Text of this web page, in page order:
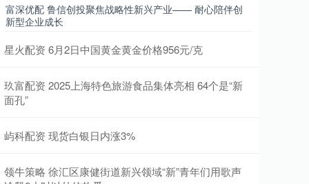
富深优配 鲁信创投聚焦战略性新兴产业—— 耐心陪伴创
新型企业成长
星火配资 6月2日中国黄金黄金价格956元/克
玖富配资 2025上海特色旅游食品集体亮相 64个是“新
面孔”
屿科配资 现货白银日内涨3%
领牛策略 徐汇区康健街道新兴领域“新”青年们用歌声